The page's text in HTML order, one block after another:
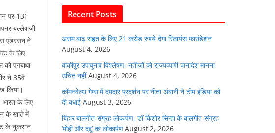
पर 131
बल्लेबाजी
एंडरसन ने
के लिए
पगबाधा
ने 35वें
किया।
भारत के लिए
के खाते में
के नुकसान
o
o
k
p
Recent Posts
असम बाढ़ राहत के लिए 21 करोड़ रुपये देगा रिलायंस फाउंडेशन
August 4, 2026
बांकीपुर उपचुनाव विश्लेषण- नतीजों को राज्यव्यापी जनादेश मानना
उचित नहीं August 4, 2026
कॉमनवेल्थ गेम्स में दमदार प्रदर्शन पर नीता अंबानी ने टीम इंडिया को
दी बधाई August 3, 2026
बिहार बालगीत-संग्रह लोकार्पण, डॉ किशोर सिन्हा के बालगीत-संग्रह
‘मोही और दद्दू’ का लोकार्पण August 2, 2026